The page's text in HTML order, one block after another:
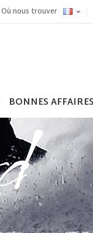
Où nous trouver
BONNES AFFAIRES